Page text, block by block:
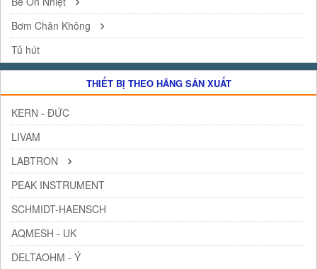
Bơm Chân Không
Tủ hút
THIẾT BỊ THEO HÃNG SẢN XUẤT
KERN - ĐỨC
LIVAM
LABTRON
PEAK INSTRUMENT
SCHMIDT-HAENSCH
AQMESH - UK
DELTAOHM - Ý